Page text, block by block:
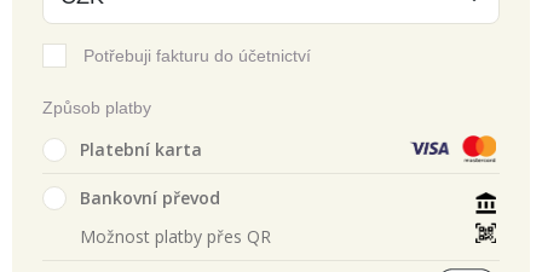
Potřebuji fakturu do účetnictví
Způsob platby
Platební karta
Bankovní převod
Možnost platby přes QR